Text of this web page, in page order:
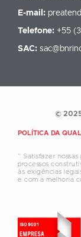
E-mail:
Telefone: +55
SAC:
© 2025
POLÍTICA DA
” Satisfazer
processos
às exigências
e com a melhoria